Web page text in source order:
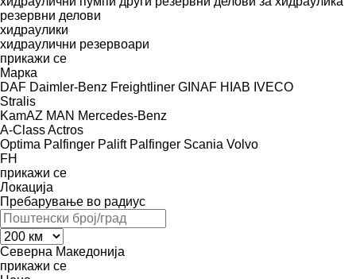
резервни делови
хидраулики
хидраулични резервоари
прикажи се
Марка
DAF Daimler-Benz Freightliner GINAF HIAB IVECO
Stralis
KamAZ MAN Mercedes-Benz
A-ClassActros
Optima Palfinger Palift Palfinger Scania Volvo
FH
прикажи се
Локација
Пребарување во радиус
Северна Македонија
прикажи се